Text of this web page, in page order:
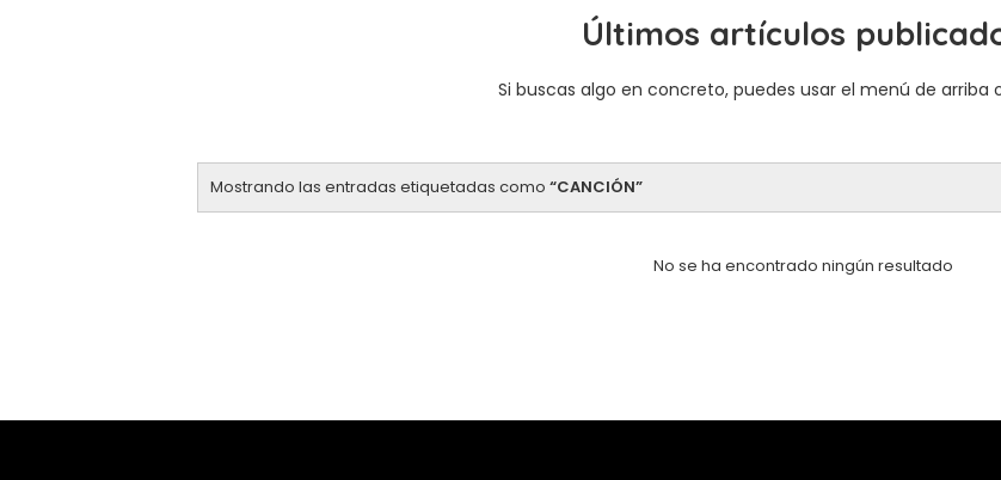
Últimos artículos
Si buscas algo en concreto, puedes usar el menú de arriba
Mostrando las entradas etiquetadas como CANCIÓN
No se ha encontrado ningún resultado